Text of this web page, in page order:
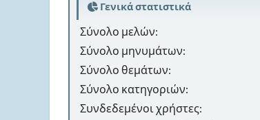
Γενικά στατιστικά
Σύνολο μελών:
Σύνολο μηνυμάτων:
Σύνολο θεμάτων:
Σύνολο κατηγοριών:
Συνδεδεμένοι χρήστες: